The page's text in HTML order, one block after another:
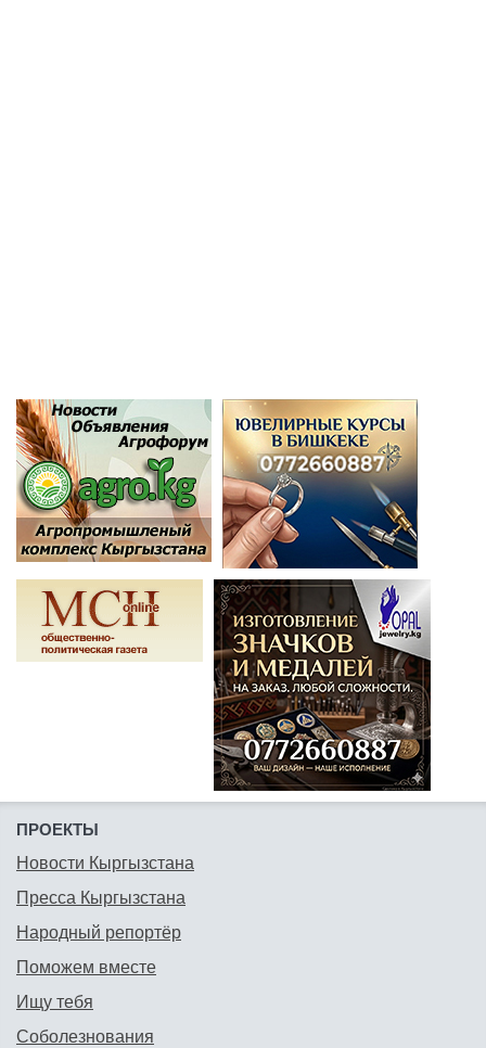
ПРОЕКТЫ
Новости Кыргызстана
Пресса Кыргызстана
Народный репортёр
Поможем вместе
Ищу тебя
Соболезнования